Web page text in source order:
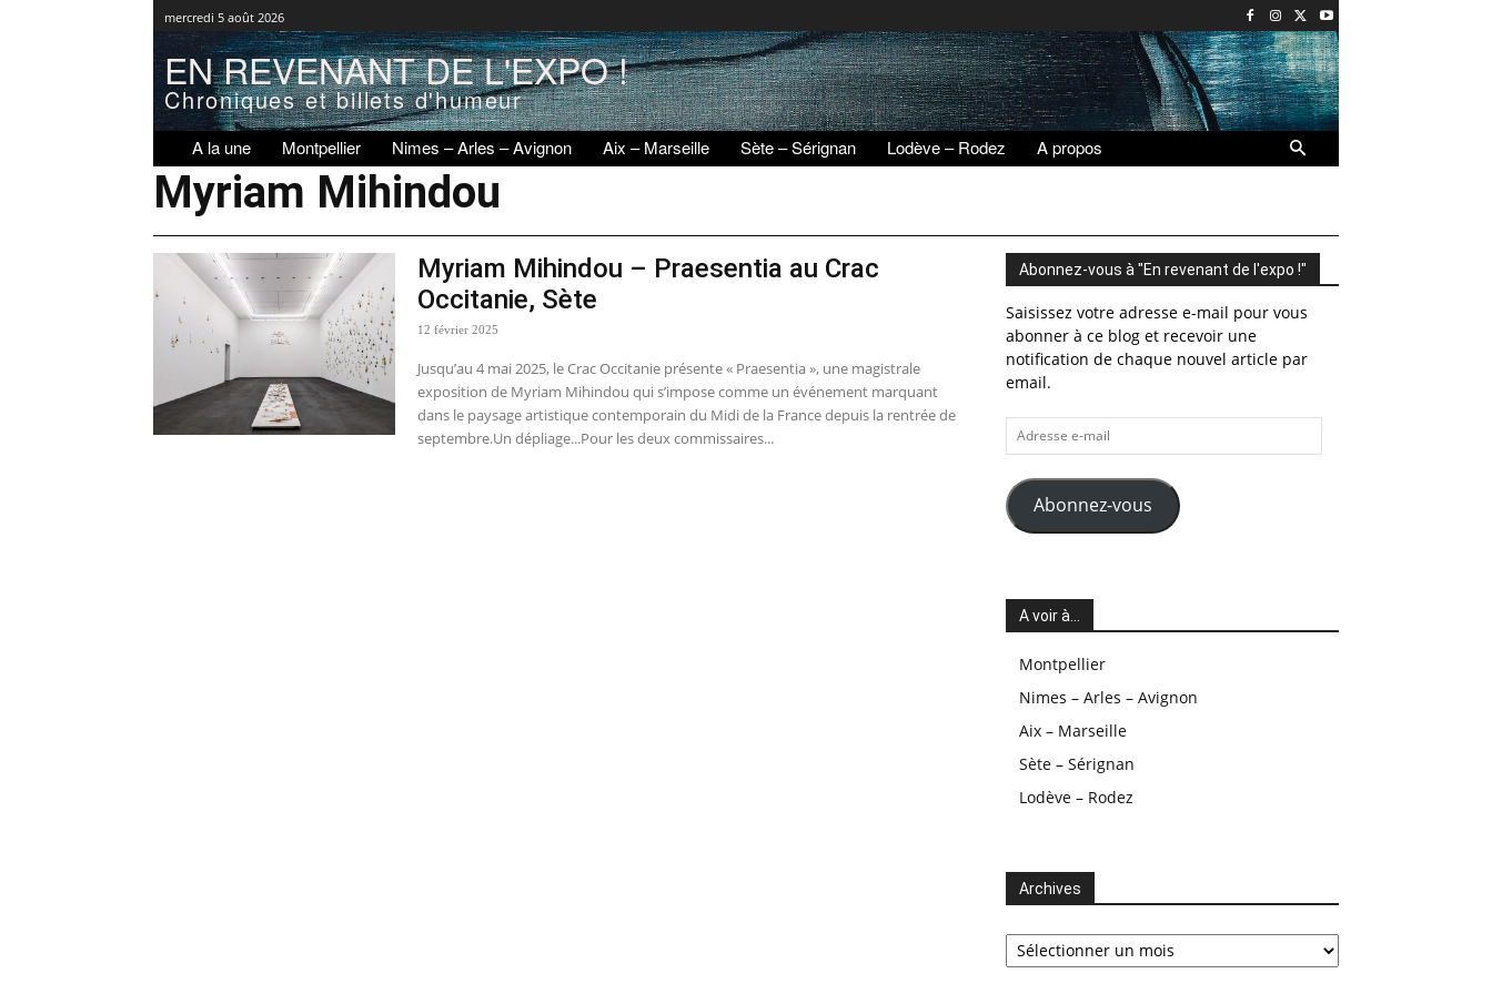
mercredi 5 août 2026
EN REVENANT DE L'EXPO !
Chroniques et billets d'humeur
A la une Montpellier Nimes – Arles – Avignon Aix – Marseille Sète – Sérignan Lodève – Rodez A propos
Myriam Mihindou
Myriam Mihindou – Praesentia au Crac
Occitanie, Sète
12 février 2025
Jusqu’au 4 mai 2025, le Crac Occitanie présente « Praesentia », une magistrale
exposition de Myriam Mihindou qui s’impose comme un événement marquant
dans le paysage artistique contemporain du Midi de la France depuis la rentrée de
septembre.Un dépliage...Pour les deux commissaires...
Abonnez-vous à "En revenant de l'expo !"
Saisissez votre adresse e-mail pour vous
abonner à ce blog et recevoir une
notification de chaque nouvel article par
email.
Adresse
e-
mail
Abonnez-vous
A voir à…
Montpellier
Nimes – Arles – Avignon
Aix – Marseille
Sète – Sérignan
Lodève – Rodez
Archives
Archives